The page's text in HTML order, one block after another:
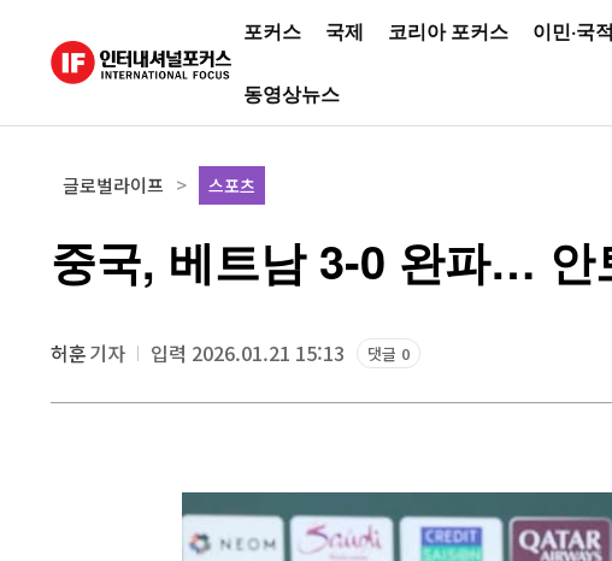
포커스 국제 코리아 포커스 이민·국적
동영상뉴스
글로벌라이프 스포츠
중국, 베트남 3-0 완파… 안
허훈기자 입력 2026.01.21 15:13 댓글 0